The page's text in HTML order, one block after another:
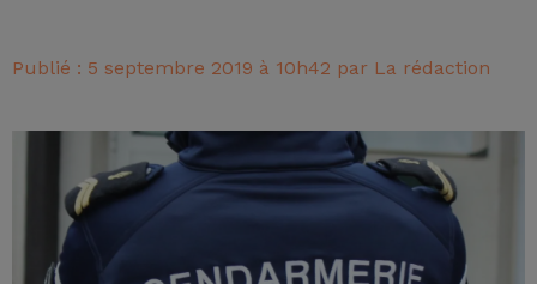
Publié : 5 septembre 2019 à 10h42 par La rédaction